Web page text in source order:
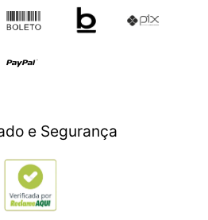
e Segurança